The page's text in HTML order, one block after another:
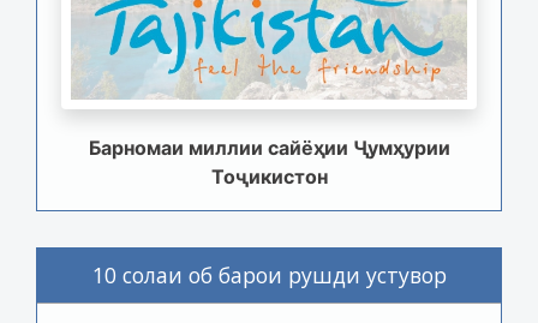
Барномаи миллии сайёҳии Ҷумҳурии
Тоҷикистон
10 солаи об барои рушди устувор